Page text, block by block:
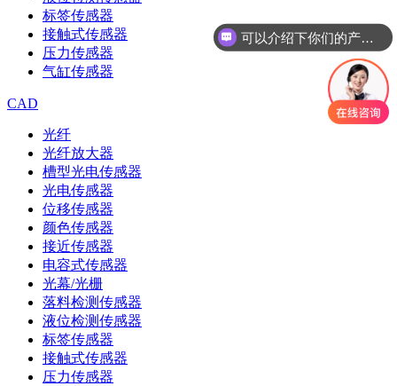
标签传感器
接触式传感器
压力传感器
气缸传感器
CAD
光纤
光纤放大器
槽型光电传感器
光电传感器
位移传感器
颜色传感器
接近传感器
电容式传感器
光幕/光栅
落料检测传感器
液位检测传感器
标签传感器
接触式传感器
压力传感器
可以介绍下你们的产品么